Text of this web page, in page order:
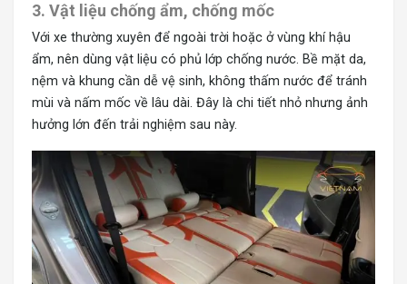
3. Vật liệu chống ẩm, chống mốc
Với xe thường xuyên để ngoài trời hoặc ở vùng khí hậu
ẩm, nên dùng vật liệu có phủ lớp chống nước. Bề mặt da,
nệm và khung cần dễ vệ sinh, không thấm nước để tránh
mùi và nấm mốc về lâu dài. Đây là chi tiết nhỏ nhưng ảnh
hưởng lớn đến trải nghiệm sau này.